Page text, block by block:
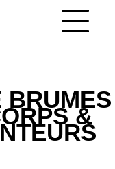
BRUMES
&